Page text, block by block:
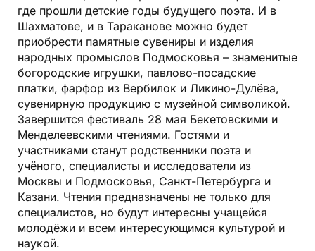
где прошли детские годы будущего поэта. И в
Шахматове, и в Тараканове можно будет
приобрести памятные сувениры и изделия
народных промыслов Подмосковья – знаменитые
богородские игрушки, павлово-посадские
платки, фарфор из Вербилок и Ликино-Дулёва,
сувенирную продукцию с музейной символикой.
Завершится фестиваль 28 мая Бекетовскими и
Менделеевскими чтениями. Гостями и
участниками станут родственники поэта и
учёного, специалисты и исследователи из
Москвы и Подмосковья, Санкт-Петербурга и
Казани. Чтения предназначены не только для
специалистов, но будут интересны учащейся
молодёжи и всем интересующимся культурой и
наукой.